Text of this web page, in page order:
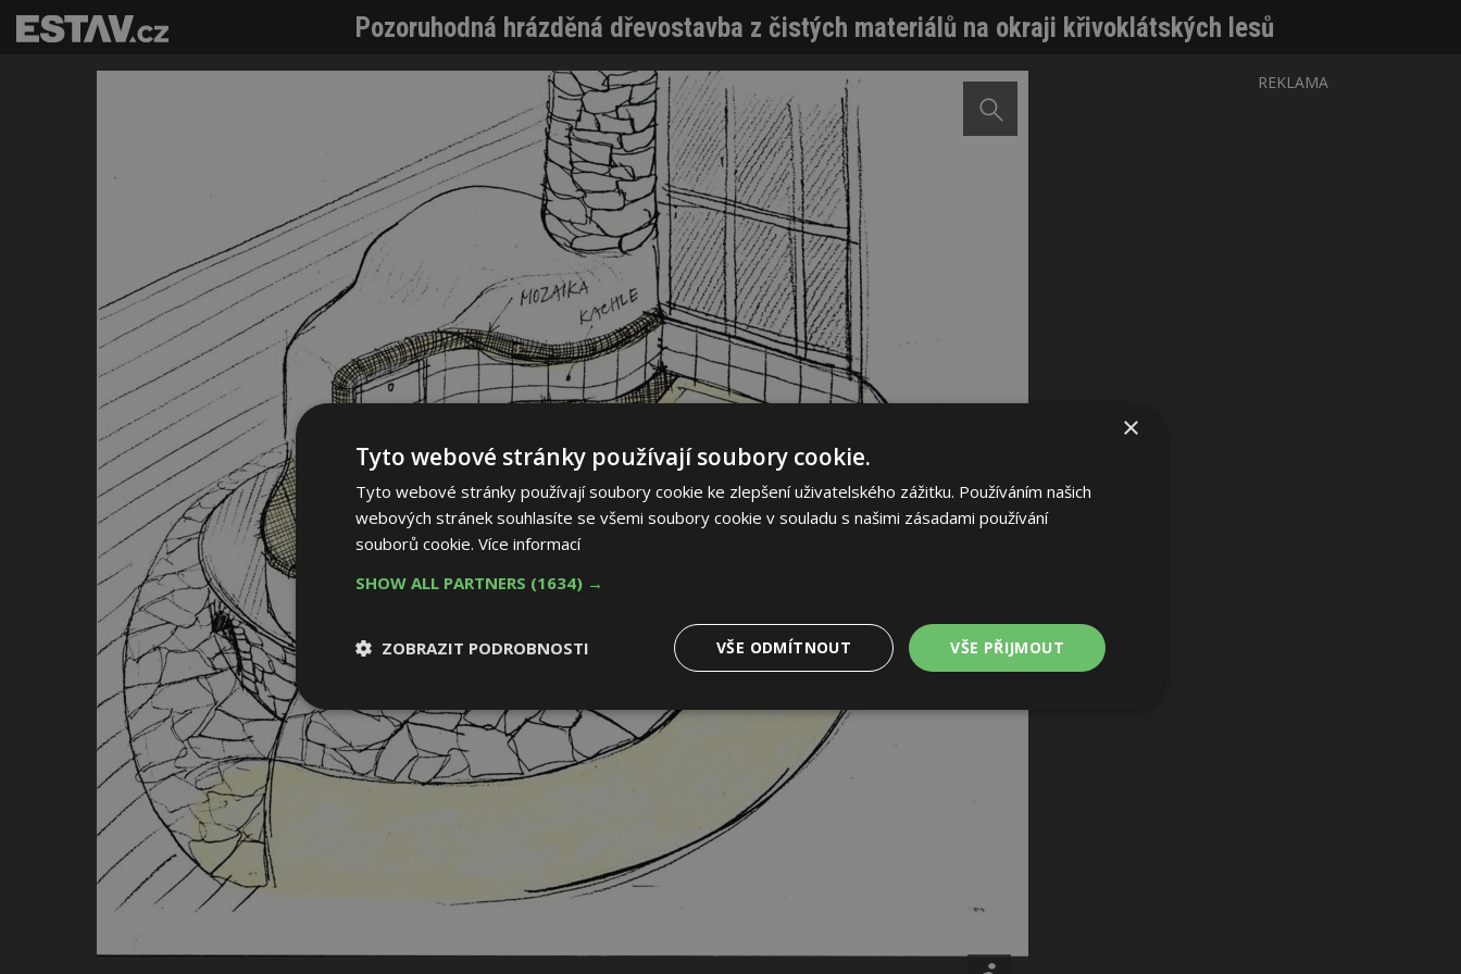
Pozoruhodná hrázděná dřevostavba z čistých materiálů na okraji křivoklátských lesů
REKLAMA
×
Tyto webové stránky používají soubory cookie.
Tyto webové stránky používají soubory cookie ke zlepšení uživatelského zážitku. Používáním našich
webových stránek souhlasíte se všemi soubory cookie v souladu s našimi zásadami používání
souborů cookie. Více informací
SHOW ALL PARTNERS (1634) →
VŠE PŘIJMOUT
VŠE ODMÍTNOUT
ZOBRAZIT PODROBNOSTI
Nezbytně nutné
soubory
Výkonové
soubory
Soubory cílení Funkční soubory
Nezařazené
Výkonové soubory